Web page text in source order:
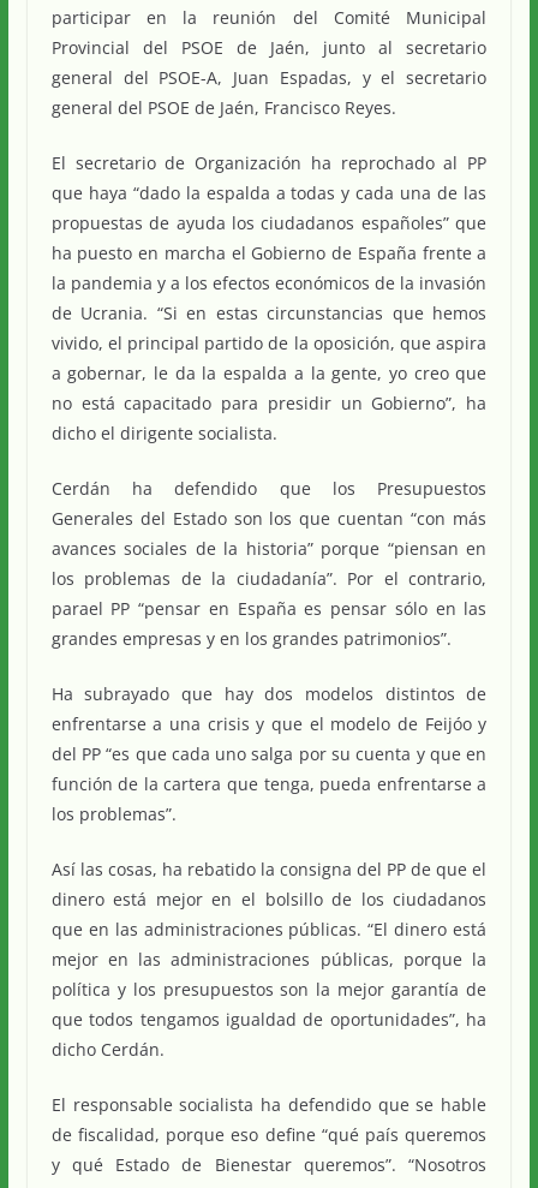
participar en la reunión del Comité Municipal
Provincial del PSOE de Jaén, junto al secretario
general del PSOE-A, Juan Espadas, y el secretario
general del PSOE de Jaén, Francisco Reyes.
El secretario de Organización ha reprochado al PP
que haya “dado la espalda a todas y cada una de las
propuestas de ayuda los ciudadanos españoles” que
ha puesto en marcha el Gobierno de España frente a
la pandemia y a los efectos económicos de la invasión
de Ucrania. “Si en estas circunstancias que hemos
vivido, el principal partido de la oposición, que aspira
a gobernar, le da la espalda a la gente, yo creo que
no está capacitado para presidir un Gobierno”, ha
dicho el dirigente socialista.
Cerdán ha defendido que los Presupuestos
Generales del Estado son los que cuentan “con más
avances sociales de la historia” porque “piensan en
los problemas de la ciudadanía”. Por el contrario,
parael PP “pensar en España es pensar sólo en las
grandes empresas y en los grandes patrimonios”.
Ha subrayado que hay dos modelos distintos de
enfrentarse a una crisis y que el modelo de Feijóo y
del PP “es que cada uno salga por su cuenta y que en
función de la cartera que tenga, pueda enfrentarse a
los problemas”.
Así las cosas, ha rebatido la consigna del PP de que el
dinero está mejor en el bolsillo de los ciudadanos
que en las administraciones públicas. “El dinero está
mejor en las administraciones públicas, porque la
política y los presupuestos son la mejor garantía de
que todos tengamos igualdad de oportunidades”, ha
dicho Cerdán.
El responsable socialista ha defendido que se hable
de fiscalidad, porque eso define “qué país queremos
y qué Estado de Bienestar queremos”. “Nosotros